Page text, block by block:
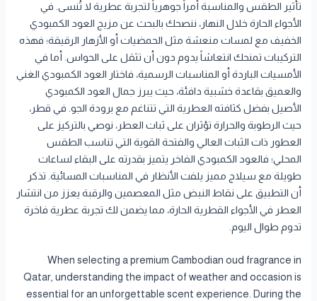
تأثير الطقس والمناسبة أمراً جوهرياً لتجربة عطرية لا تُنسى. في
الأجواء الحارة خلال النهار، ننصحك بالبحث عن مزيج العود الكمبودي
الخفيف مع لمسات منعشة مثل الحمضيات أو الأزهار الرقيقة؛ فهذه
التركيبات تمنحك انتعاشاً يدوم دون أن تثقل على الحواس. أما في
الأمسيات الباردة أو المناسبات الرسمية، فاختار العود الكمبودي الغني
والعميق بقاعدة خشبية دافئة، حيث يبرز جمال العود الكمبودي
الأصيل بفضل كثافته العطرية التي تتناغم مع برودة الجو. في قطر،
حيث الرطوبة والحرارة تؤثران على ثبات العطر، نوصي بالتركيز على
العطور ذات الثبات العالي والفتحة القوية التي تناسب الطقس
المحلي؛ فالعود الكمبودي الفاخر يتميز بقدرته على البقاء لساعات
طويلة مع سيلاج مميز يلفت الأنظار في المناسبات المسائية. تذكر
أن التطبيق على نقاط النبض مثل المعصمين والرقبة يعزز من انتشار
العطر في الأجواء القطرية الحارة، مما يضمن لك تجربة عطرية فاخرة
تدوم طوال اليوم.
When selecting a premium Cambodian oud fragrance in
Qatar, understanding the impact of weather and occasion is
essential for an unforgettable scent experience. During the